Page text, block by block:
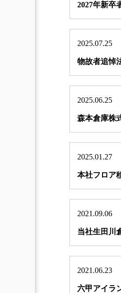
2027年新卒
2025.07.25
物故者追悼
2025.06.25
森本倉庫株
2025.01.27
本社フロア
2021.09.06
当社生田川
2021.06.23
六甲アイラ